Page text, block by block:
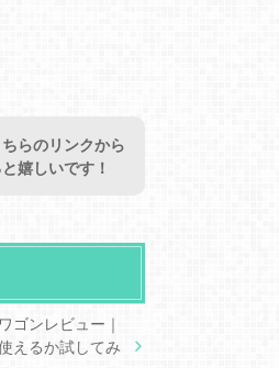
らのリンクから
嬉しいです！
ゴンレビュー｜
えるか試してみ